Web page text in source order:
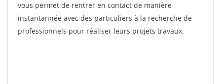
vous permet de rentrer en contact de manière
instantannée avec des particuliers à la recherche de
professionnels pour réaliser leurs projets travaux.